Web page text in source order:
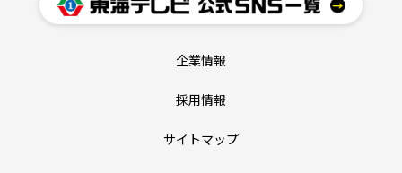
企業情報
採用情報
サイトマップ